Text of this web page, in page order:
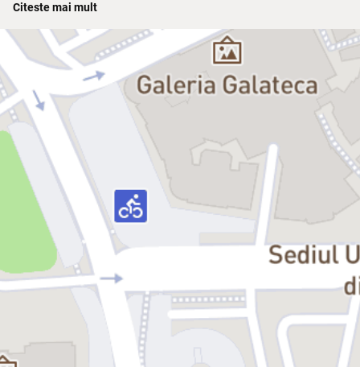
Recomandare de vârstă:
Durata: 2h 10' / Pauză: Nu
„Nuvela celebră a lui Kafka, Metamorfoza , te lovește ca o palmă
peste față. Un bărbat se trezește transformat într-o insectă. Mai
exact, într-o larvă de
Chrysopa perla , o insectă din familia
Chrysopidae și subfamilia Chrysopinae. Fără explicație. Fără
scăpare. Brutal. Absurd. Gregor Samsa, fiu exemplar și comis-
voiajor de încredere, devine peste noapte un corp de neatins.
Familia lui, speriată la început, îl șterge treptat, în tăcere, din propria
viață, în timp ce, dincolo de fereastră, lumea își vede de drum,
nepăsătoare. La fel ca noi, în fiecare dimineață, Gregor se trezește
într-o lume în care podelele se clatină, pereții se sfărâmă, ușile nu se
mai deschid, iar tăcerea se întinde ca o boală. Și rămâne prins, ca și
noi, între cine credea că este și cine se teme că a devenit.
Versiunea noastră aMetamorfozei
fiecare dintre noi. Despre cum frumusețea și cruzimea, dragostea și
dezgustul, ruptura și armonia pot trăi împreună în orice familie, în
orice casă, în orice lume. Kafka lasă această rană deschisă. Noi o
păstrăm la fel. Un bărbat se trezește transformat într-o insectă, o
larvă de
Chrysopa perla
. Lumea nu observă: e frântă, indiferentă,
Citeste mai mult